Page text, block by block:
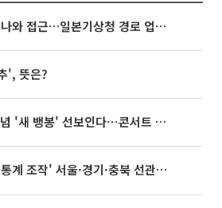
태풍 '돌핀' 오키나와 접근…일본기상청 경로 업데이트
', 뜻은?
빅뱅, 20주년 기념 '새 뱅봉' 선보인다⋯콘서트 앞두고 팝업 개최
작' 서울·경기·충북 선관위 등 추가 압수수색